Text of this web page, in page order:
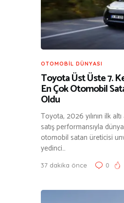
OTOMOBIL DÜNYASI
Toyota Üst Üste 7.
En Çok Otomobil
Oldu
Toyota, 2026 yılının ilk
satış performansıyla
otomobil satan üreticisi
yedinci…
37 dakika önce 0